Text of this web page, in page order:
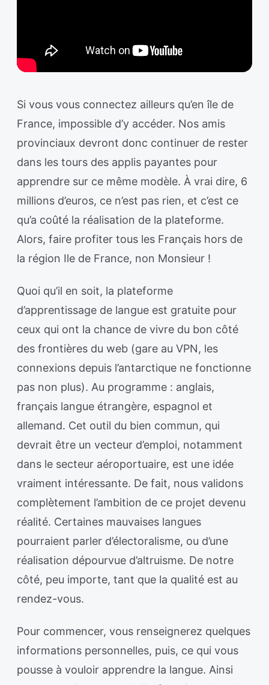
Si vous vous connectez ailleurs qu’en île de
France, impossible d’y accéder. Nos amis
provinciaux devront donc continuer de rester
dans les tours des applis payantes pour
apprendre sur ce même modèle. À vrai dire, 6
millions d’euros, ce n’est pas rien, et c’est ce
qu’a coûté la réalisation de la plateforme.
Alors, faire profiter tous les Français hors de
la région Ile de France, non Monsieur !
Quoi qu’il en soit, la plateforme
d’apprentissage de langue est gratuite pour
ceux qui ont la chance de vivre du bon côté
des frontières du web (gare au VPN, les
connexions depuis l’antarctique ne fonctionne
pas non plus). Au programme : anglais,
français langue étrangère, espagnol et
allemand. Cet outil du bien commun, qui
devrait être un vecteur d’emploi, notamment
dans le secteur aéroportuaire, est une idée
vraiment intéressante. De fait, nous validons
complètement l’ambition de ce projet devenu
réalité. Certaines mauvaises langues
pourraient parler d’électoralisme, ou d’une
réalisation dépourvue d’altruisme. De notre
côté, peu importe, tant que la qualité est au
rendez-vous.
Pour commencer, vous renseignerez quelques
informations personnelles, puis, ce qui vous
pousse à vouloir apprendre la langue. Ainsi